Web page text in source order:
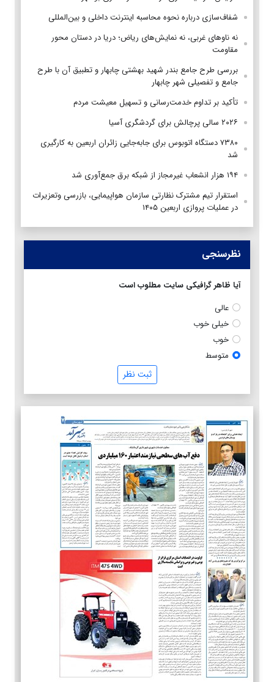
شفاف‌سازی درباره نحوه محاسبه اینترنت داخلی و بین‌المللی
نه ناوهای غربی، نه نمایش‌های ریاض؛ دریا در دستان محور
مقاومت
بررسی طرح جامع بندر شهید بهشتی چابهار و تطبیق آن با طرح
جامع و تفصیلی شهر چابهار
تأکید بر تداوم خدمت‌رسانی و تسهیل معیشت مردم
۲۰۲۶ سالی پرچالش برای گردشگری آسیا
۷۳۸۰ دستگاه اتوبوس برای جابه‌جایی زائران اربعین به‌ کارگیری
شد
۱۹۴ هزار انشعاب غیرمجاز از شبکه برق جمع‌آوری شد
استقرار تیم مشترک نظارتی سازمان هواپیمایی، بازرسی وتعزیرات
در عملیات پروازی اربعین ۱۴۰۵
نظرسنجی
آیا ظاهر گرافیکی سایت مطلوب است
عالی
خیلی خوب
خوب
متوسط
ثبت نظر